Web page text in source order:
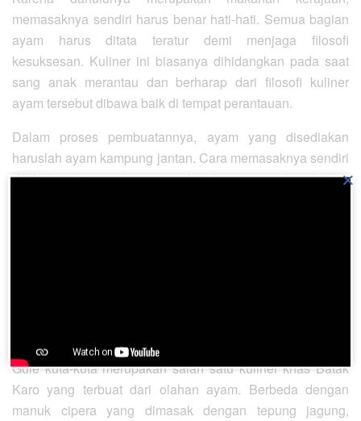
memasaknya sendiri harus benar hati-hati. Semua bagian
ayam harus ditata teratur demi menjaga filosofi
kesuksesan. Kuliner ini biasanya dihidangkan pada saat
sang anak merantau dan berharap dari filosofi kuliner
ayam tersebut dibawa baik di tempat perantauan.
Dalam proses pembuatannya, ayam yang disediakan
haruslah ayam kampung jantan. Cara memasaknya sendiri
dilakukan dengan dua cara yakni dipanggang dan digulai.
Gule kuta-kuta merupakan salah satu kuliner khas Batak
Karo yang terbuat dari olahan ayam. Berbeda dengan
manuk cipera yang dimasak dengan tepung jagung,
×